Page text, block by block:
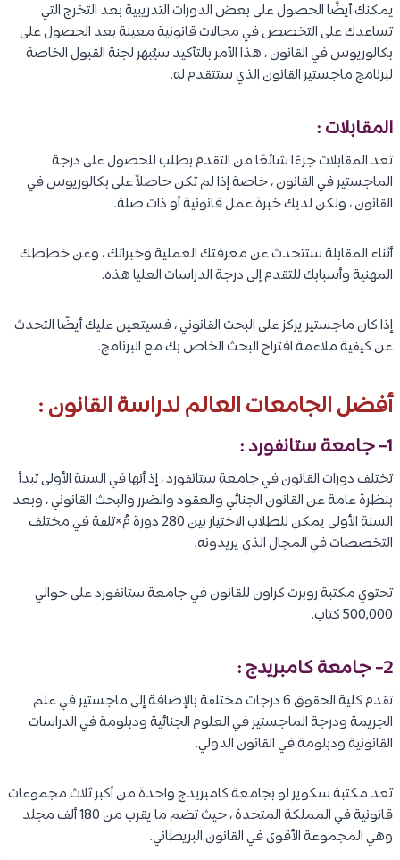
يمكنك أيضًا الحصول على بعض الدورات التدريبية بعد التخرج التي
تساعدك على التخصص في مجالات قانونية معينة بعد الحصول على
بكالوريوس في القانون ، هذا الأمر بالتأكيد سيُبهر لجنة القبول الخاصة
لبرنامج ماجستير القانون الذي ستتقدم له.
المقابلات :
تعد المقابلات جزءًا شائعًا من التقدم بطلب للحصول على درجة
الماجستير في القانون ، خاصة إذا لم تكن حاصلاً على بكالوريوس في
القانون ، ولكن لديك خبرة عمل قانونية أو ذات صلة.
أثناء المقابلة ستتحدث عن معرفتك العملية وخبراتك ، وعن خططك
المهنية وأسبابك للتقدم إلى درجة الدراسات العليا هذه.
إذا كان ماجستير يركز على البحث القانوني ، فسيتعين عليك أيضًا التحدث
عن كيفية ملاءمة اقتراح البحث الخاص بك مع البرنامج.
أفضل الجامعات العالم لدراسة القانون :
1- جامعة ستانفورد :
تختلف دورات القانون في جامعة ستانفورد ، إذ أنها في السنة الأولى تبدأ
بنظرة عامة عن القانون الجنائي والعقود والضرر والبحث القانوني ، وبعد
السنة الأولى يمكن للطلاب الاختيار بين 280 دورة مُ×تلفة في مختلف
التخصصات في المجال الذي يريدونه.
تحتوي مكتبة روبرت كراون للقانون في جامعة ستانفورد على حوالي
500,000 كتاب.
2- جامعة كامبريدج :
تقدم كلية الحقوق 6 درجات مختلفة بالإضافة إلى ماجستير في علم
الجريمة ودرجة الماجستير في العلوم الجنائية ودبلومة في الدراسات
القانونية ودبلومة في القانون الدولي.
تعد مكتبة سكوير لو بجامعة كامبريدج واحدة من أكبر ثلاث مجموعات
قانونية في المملكة المتحدة ، حيث تضم ما يقرب من 180 ألف مجلد
وهي المجموعة الأقوى في القانون البريطاني.